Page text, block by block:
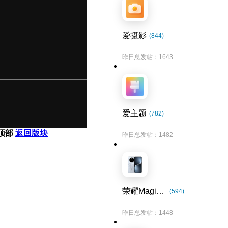
爱摄影 (844)
昨日总发帖：1643
爱主题 (782)
昨日总发帖：1482
荣耀Magic7系列 (594)
昨日总发帖：1448
部 返回版块